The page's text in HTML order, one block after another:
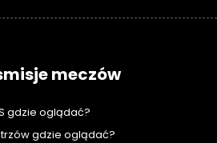
meczów
gdzie oglądać?
gdzie oglądać?